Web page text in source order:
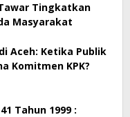
Tingkatkan
Masyarakat
Aceh: Ketika Publik
Komitmen KPK?
Tahun 1999 :